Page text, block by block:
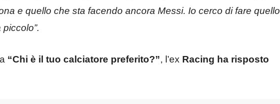
e quello che sta facendo ancora Messi. Io cerco di fare quello
“Chi è il tuo calciatore preferito?”, l’ex Racing ha risposto